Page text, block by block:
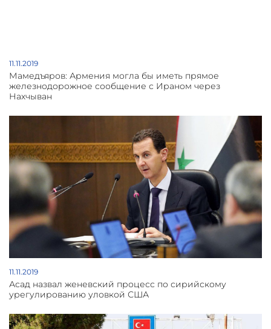
11.11.2019
Мамедъяров: Армения могла бы иметь прямое
железнодорожное сообщение с Ираном через
Нахчыван
11.11.2019
Асад назвал женевский процесс по сирийскому
урегулированию уловкой США